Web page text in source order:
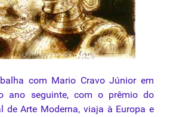
com Mario Cravo Júnior em
ano seguinte, com o prêmio do
de Arte Moderna, viaja à Europa e